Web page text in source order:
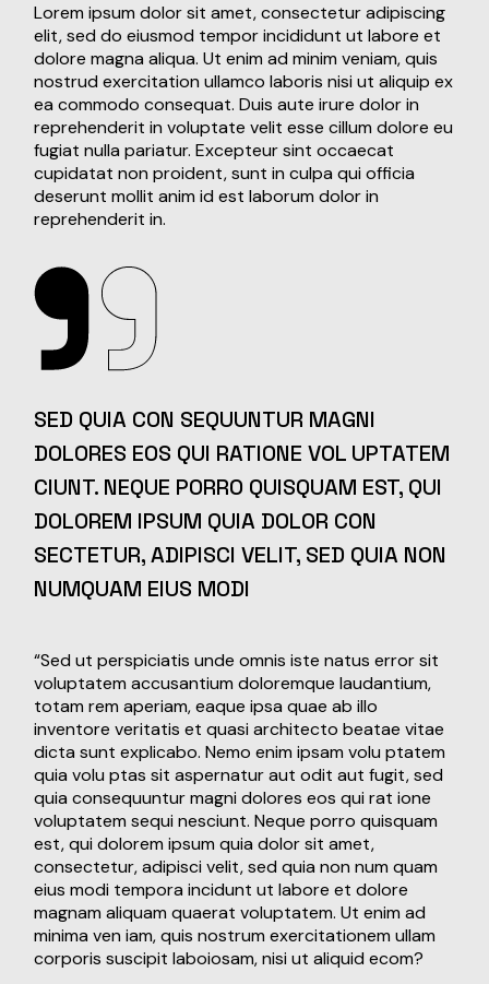
Lorem ipsum dolor sit amet, consectetur adipiscing
elit, sed do eiusmod tempor incididunt ut labore et
dolore magna aliqua. Ut enim ad minim veniam, quis
nostrud exercitation ullamco laboris nisi ut aliquip ex
ea commodo consequat. Duis aute irure dolor in
reprehenderit in voluptate velit esse cillum dolore eu
fugiat nulla pariatur. Excepteur sint occaecat
cupidatat non proident, sunt in culpa qui officia
deserunt mollit anim id est laborum dolor in
reprehenderit in.
SED QUIA CON SEQUUNTUR MAGNI
DOLORES EOS QUI RATIONE VOL UPTATEM
CIUNT. NEQUE PORRO QUISQUAM EST, QUI
DOLOREM IPSUM QUIA DOLOR CON
SECTETUR, ADIPISCI VELIT, SED QUIA NON
NUMQUAM EIUS MODI
“Sed ut perspiciatis unde omnis iste natus error sit
voluptatem accusantium doloremque laudantium,
totam rem aperiam, eaque ipsa quae ab illo
inventore veritatis et quasi architecto beatae vitae
dicta sunt explicabo. Nemo enim ipsam volu ptatem
quia volu ptas sit aspernatur aut odit aut fugit, sed
quia consequuntur magni dolores eos qui rat ione
voluptatem sequi nesciunt. Neque porro quisquam
est, qui dolorem ipsum quia dolor sit amet,
consectetur, adipisci velit, sed quia non num quam
eius modi tempora incidunt ut labore et dolore
magnam aliquam quaerat voluptatem. Ut enim ad
minima ven iam, quis nostrum exercitationem ullam
corporis suscipit laboiosam, nisi ut aliquid ecom?